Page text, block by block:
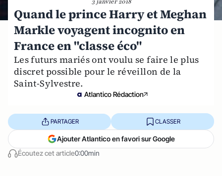
Quand le prince Harry et Meghan
Markle voyagent incognito en
France en "classe éco"
Les futurs mariés ont voulu se faire le plus
discret possible pour le réveillon de la
Saint-Sylvestre.
Atlantico Rédaction
Écoutez cet article0:00min
PARTAGER CLASSER
Ajouter Atlantico en favori sur Google